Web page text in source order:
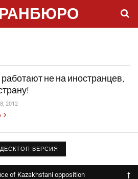
не на иностранцев,
2012
ДЕСКТОП ВЕРСИЯ
of Kazakhstani opposition